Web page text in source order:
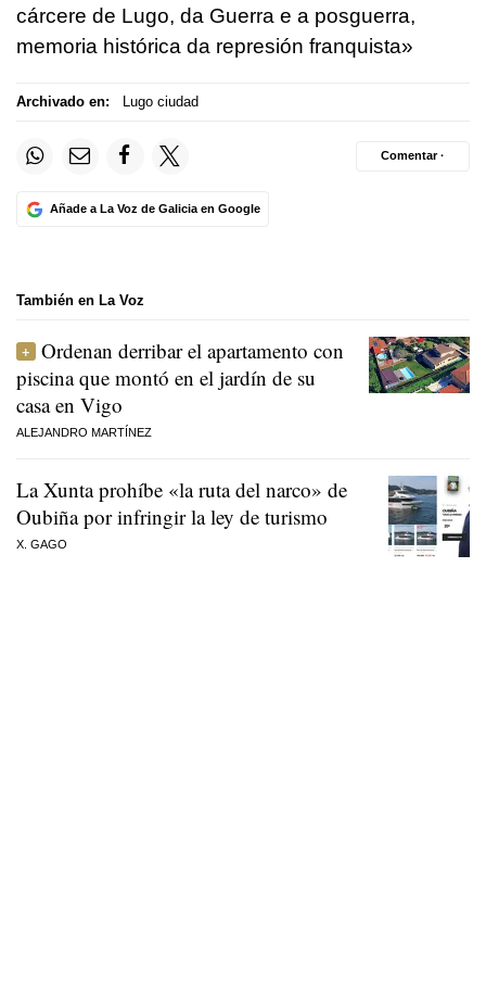
cárcere de Lugo, da Guerra e a posguerra,
memoria histórica da represión franquista»
Archivado en: Lugo ciudad
Añade a La Voz de Galicia en Google
Comentar ·
También en La Voz
Ordenan derribar el apartamento con
piscina que montó en el jardín de su
casa en Vigo
ALEJANDRO MARTÍNEZ
La Xunta prohíbe «la ruta del narco» de
Oubiña por infringir la ley de turismo
X. GAGO